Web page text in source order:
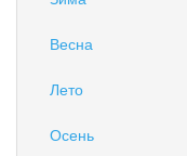
Весна
Лето
Осень